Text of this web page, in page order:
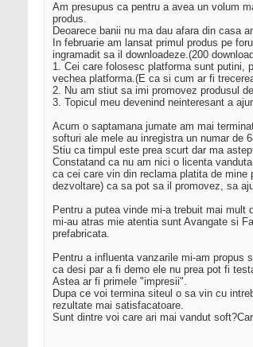
Am presupus ca pentru a avea un volum
produs.
Deoarece banii nu ma dau afara din casa
In februarie am lansat primul produs pe
ingramadit sa il downloadeze.(200
1. Cei care folosesc platforma sunt putini,
vechea platforma.(E ca si cum ar fi
2. Nu am stiut sa imi promovez produsul
3. Topicul meu devenind neinteresant a
Acum o saptamana jumate am mai
softuri ale mele au inregistra un numar de
Stiu ca timpul este prea scurt dar ma
Constatand ca nu am nici o licenta
ca cei care vin din reclama platita de
dezvoltare) ca sa pot sa il promovez, sa
Pentru a putea vinde mi-a trebuit mai
mi-au atras mie atentia sunt Avangate si
prefabricata.
Pentru a influenta vanzarile mi-am
ca desi par a fi demo ele nu prea pot fi
Astea ar fi primele "impresii".
Dupa ce voi termina siteul o sa vin cu
rezultate mai satisfacatoare.
Sunt dintre voi care ari mai vandut